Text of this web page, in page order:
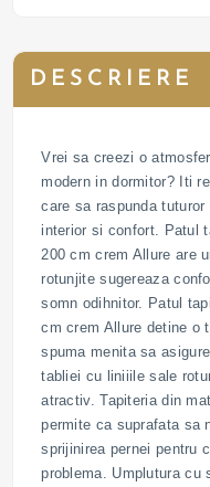
DESCRIERE
Vrei sa creezi o
modern in dormitor? Iti
care sa raspunda
interior si confort. Patul
200 cm crem Allure are
rotunjite sugereaza
somn odihnitor. Patul
cm crem Allure detine o
spuma menita sa
tabliei cu liniiile sale
atractiv. Tapiteria din
permite ca suprafata sa
sprijinirea pernei pentru
problema. Umplutura cu